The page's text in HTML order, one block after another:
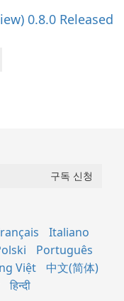
0.8.0 Released
Italiano
Português
Việt
中文(简体)
हिन्दी